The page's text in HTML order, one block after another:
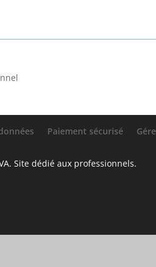
Paiement sécurisé
Site dédié aux professionnels.